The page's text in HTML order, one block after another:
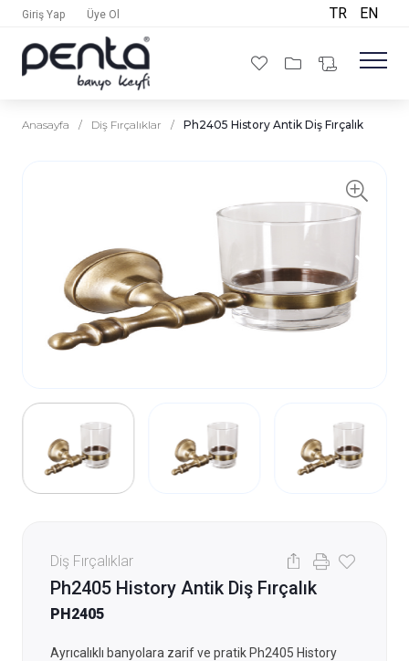
Giriş Yap Üye Ol TR EN
Anasayfa / Diş Fırçalıklar / Ph2405 History Antik Diş Fırçalık
Diş Fırçalıklar
Ph2405 History Antik Diş Fırçalık
PH2405
Ayrıcalıklı banyolara zarif ve pratik Ph2405 History